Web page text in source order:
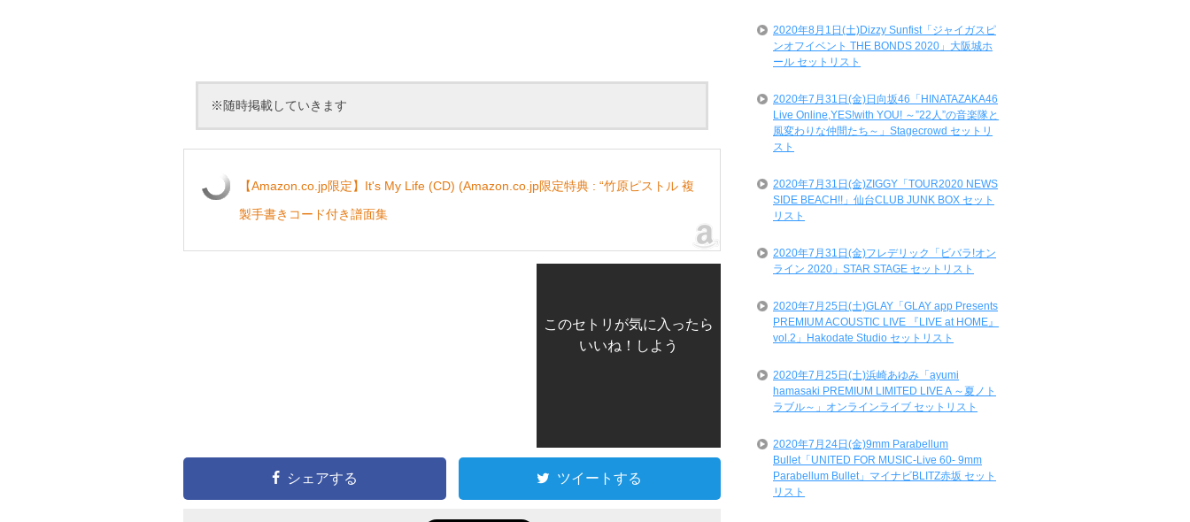
※随時掲載していきます
【Amazon.co.jp限定】It's My Life (CD) (Amazon.co.jp限定特典 : “竹原ピストル 複
製手書きコード付き譜面集
このセトリが気に入ったら
いいね！しよう
シェアする ツイートする
2020年8月1日(土)Dizzy Sunfist「ジャイガスピ
ンオフイベント THE BONDS 2020」大阪城ホ
ール セットリスト
2020年7月31日(金)日向坂46「HINATAZAKA46
Live Online,YES!with YOU! ～”22人”の音楽隊と
風変わりな仲間たち～」Stagecrowd セットリ
スト
2020年7月31日(金)ZIGGY「TOUR2020 NEWS
SIDE BEACH!!」仙台CLUB JUNK BOX セット
リスト
2020年7月31日(金)フレデリック「ビバラ!オン
ライン 2020」STAR STAGE セットリスト
2020年7月25日(土)GLAY「GLAY app Presents
PREMIUM ACOUSTIC LIVE 『LIVE at HOME』
vol.2」Hakodate Studio セットリスト
2020年7月25日(土)浜崎あゆみ「ayumi
hamasaki PREMIUM LIMITED LIVE A ～夏ノト
ラブル～」オンラインライブ セットリスト
2020年7月24日(金)9mm Parabellum
Bullet「UNITED FOR MUSIC-Live 60- 9mm
Parabellum Bullet」マイナビBLITZ赤坂 セット
リスト